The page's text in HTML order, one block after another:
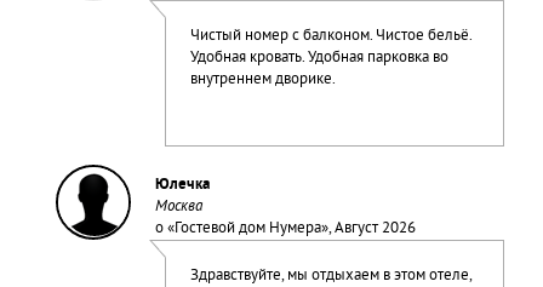
Чистый номер с балконом. Чистое бельё.
Удобная кровать. Удобная парковка во
внутреннем дворике.
Юлечка
Москва
о «Гостевой дом Нумера», Август 2026
Здравствуйте, мы отдыхаем в этом отеле,